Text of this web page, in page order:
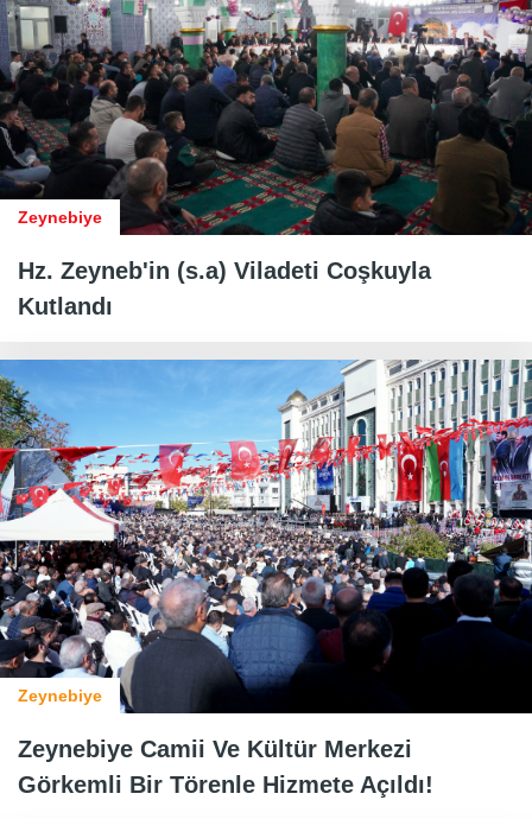
Zeynebiye
Hz. Zeyneb'in (s.a) Viladeti Coşkuyla
Kutlandı
Zeynebiye
Zeynebiye Camii Ve Kültür Merkezi
Görkemli Bir Törenle Hizmete Açıldı!